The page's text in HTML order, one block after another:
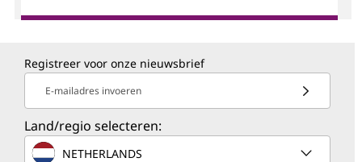
Registreer voor onze nieuwsbrief
E-mailadres invoeren
Land/regio selecteren:
NETHERLANDS